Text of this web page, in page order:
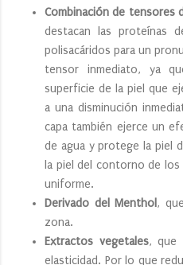
Combinación de tensores
destacan las proteínas
polisacáridos para un
tensor inmediato, ya
superficie de la piel que
a una disminución
capa también ejerce un
de agua y protege la piel
la piel del contorno de
uniforme.
Derivado del Menthol ,
zona.
Extractos vegetales, que
elasticidad. Por lo que